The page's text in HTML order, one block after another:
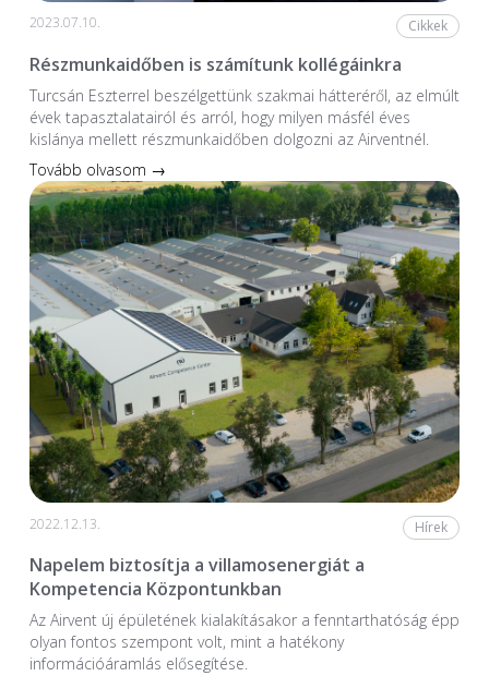
2023.07.10. Cikkek
Részmunkaidőben is számítunk kollégáinkra
Turcsán Eszterrel beszélgettünk szakmai hátteréről, az elmúlt
évek tapasztalatairól és arról, hogy milyen másfél éves
kislánya mellett részmunkaidőben dolgozni az Airventnél.
Tovább olvasom →
2022.12.13. Hírek
Napelem biztosítja a villamosenergiát a
Kompetencia Központunkban
Az Airvent új épületének kialakításakor a fenntarthatóság épp
olyan fontos szempont volt, mint a hatékony
információáramlás elősegítése.